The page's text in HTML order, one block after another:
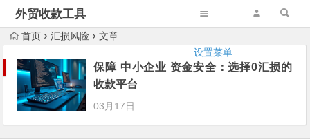
外贸收款工具
设置菜单
首页 汇损风险 文章
保障 中小企业 资金安全：选择0汇损的
收款平台
03月17日